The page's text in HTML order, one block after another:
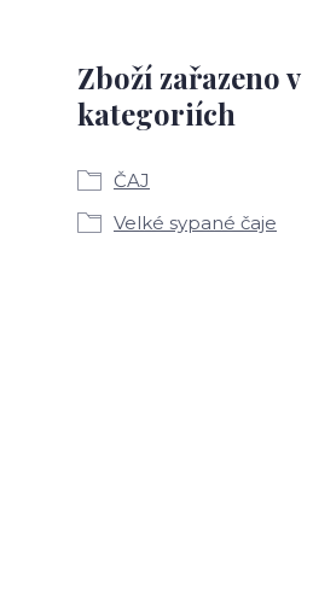
Zboží zařazeno v
kategoriích
ČAJ
Velké sypané čaje